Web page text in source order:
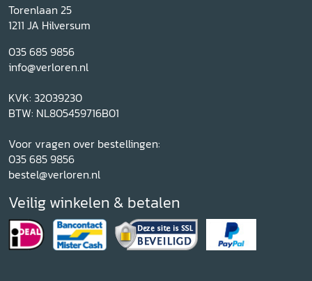
Torenlaan 25
1211 JA Hilversum
035 685 9856
info@verloren.nl
KVK: 32039230
BTW: NL805459716B01
Voor vragen over bestellingen:
035 685 9856
bestel@verloren.nl
Veilig winkelen & betalen